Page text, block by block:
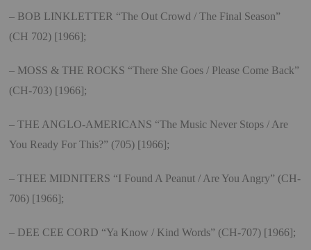
– BOB LINKLETTER “The Out Crowd / The Final Season”
(CH 702) [1966];
– MOSS & THE ROCKS “There She Goes / Please Come Back”
(CH-703) [1966];
– THE ANGLO-AMERICANS “The Music Never Stops / Are
You Ready For This?” (705) [1966];
– THEE MIDNITERS “I Found A Peanut / Are You Angry” (CH-
706) [1966];
– DEE CEE CORD “Ya Know / Kind Words” (CH-707) [1966];